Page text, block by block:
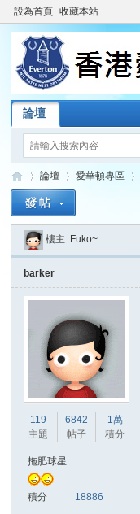
設為首頁 收藏本站
論壇
»
論壇
›
愛華頓專區
樓主: Fuko~
barker
119
主題
6842
帖子
1萬
積分
拖肥球星
積分 18886